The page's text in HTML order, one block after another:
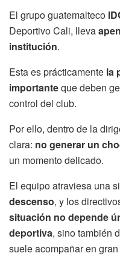
El grupo guatemalteco
Deportivo Cali, lleva
institución.
Esta es prácticamente la
importanteque deben
control del club.
Por ello, dentro de la
clara: no generar un
un momento delicado.
El equipo atraviesa una
descenso, y los
situación no depende
deportiva, sino también
suele acompañar en